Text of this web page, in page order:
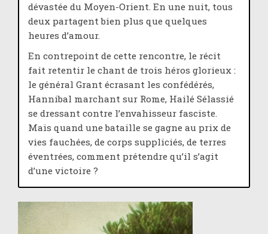
dévastée du Moyen-Orient. En une nuit, tous
deux partagent bien plus que quelques
heures d’amour.
En contrepoint de cette rencontre, le récit
fait retentir le chant de trois héros glorieux :
le général Grant écrasant les confédérés,
Hannibal marchant sur Rome, Hailé Sélassié
se dressant contre l’envahisseur fasciste.
Mais quand une bataille se gagne au prix de
vies fauchées, de corps suppliciés, de terres
éventrées, comment prétendre qu’il s’agit
d’une victoire ?